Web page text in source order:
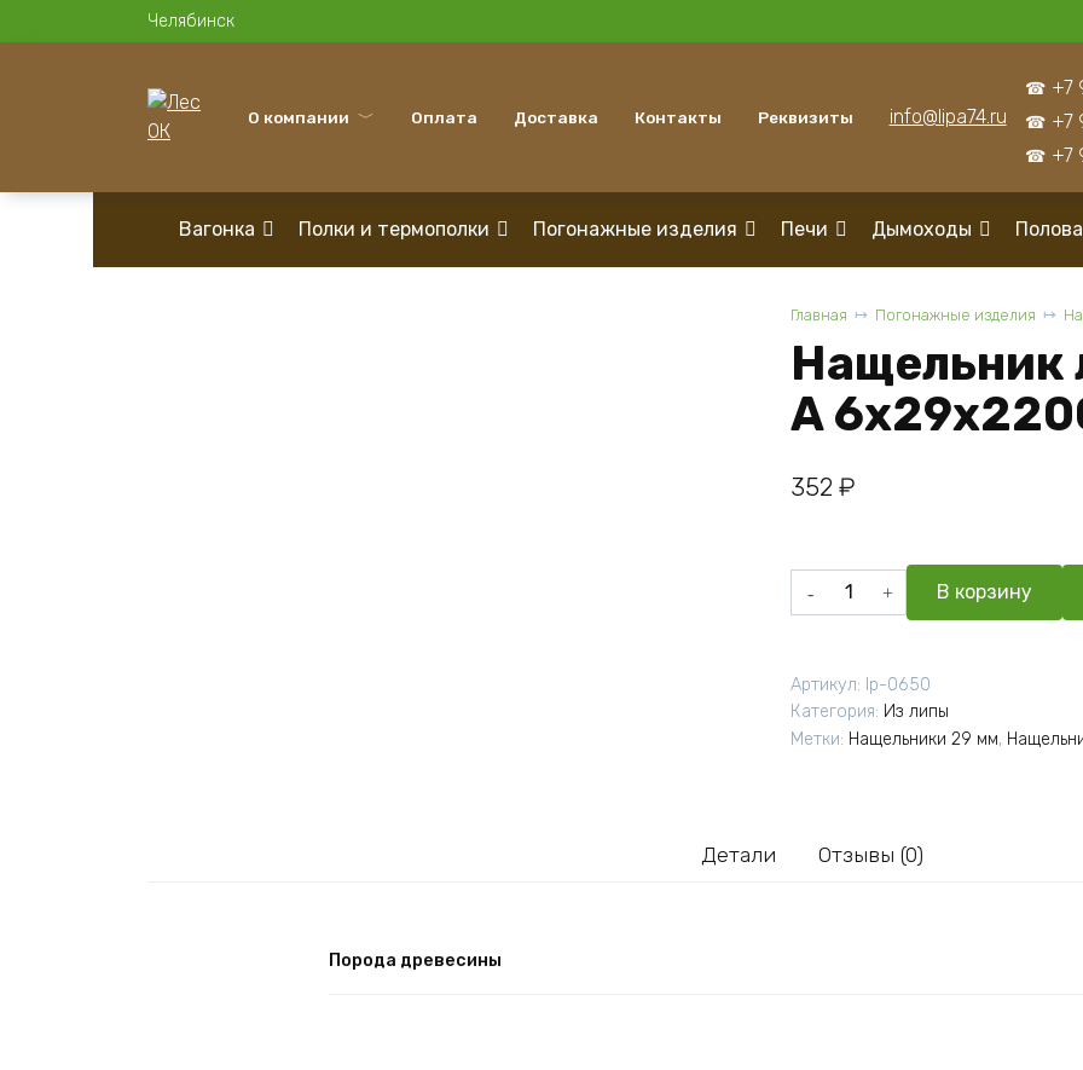
к
Челябинск
О компании Оплата Доставка Контакты Реквизиты info@lipa74.ru
+7
+7
+7
Вагонка Полки и термополки Погонажные изделия Печи Дымоходы
Главная Погонажные изделия
Нащельник
А
352 ₽
Количество
товара
термо
сорт
В корзину
Артикул: lp-0650
Категория: Из липы
Метки: Нащельники 29 мм,
Детали Отзывы (0)
Порода древесины